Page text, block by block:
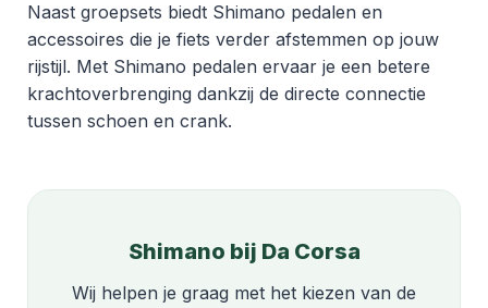
Naast groepsets biedt Shimano pedalen en
accessoires die je fiets verder afstemmen op jouw
rijstijl. Met Shimano pedalen ervaar je een betere
krachtoverbrenging dankzij de directe connectie
tussen schoen en crank.
Shimano bij Da Corsa
Wij helpen je graag met het kiezen van de